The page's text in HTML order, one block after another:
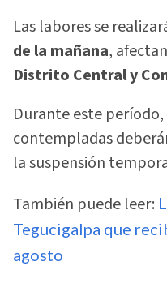
Las labores se
de la mañana,
Distrito Central y
Durante este
contempladas
la suspensión
También puede leer:
Tegucigalpa que
agosto